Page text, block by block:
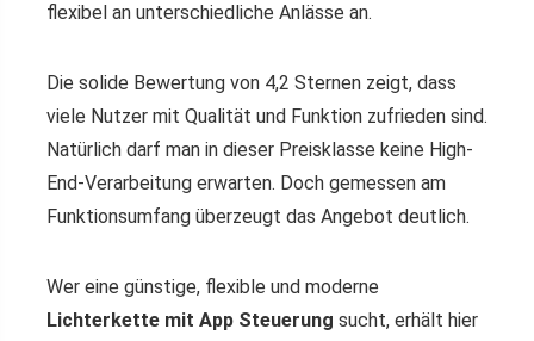
flexibel an unterschiedliche Anlässe an.
Die solide Bewertung von 4,2 Sternen zeigt, dass
viele Nutzer mit Qualität und Funktion zufrieden sind.
Natürlich darf man in dieser Preisklasse keine High-
End-Verarbeitung erwarten. Doch gemessen am
Funktionsumfang überzeugt das Angebot deutlich.
Wer eine günstige, flexible und moderne
Lichterkette mit App Steuerung sucht, erhält hier